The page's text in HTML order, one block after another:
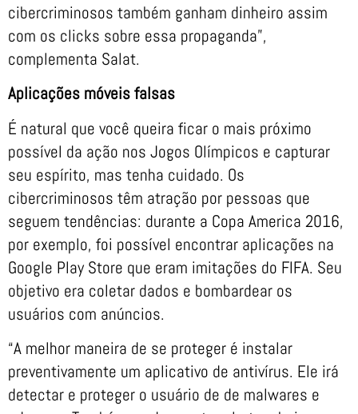
cibercriminosos também ganham dinheiro assim
com os clicks sobre essa propaganda”,
complementa Salat.
Aplicações móveis falsas
É natural que você queira ficar o mais próximo
possível da ação nos Jogos Olímpicos e capturar
seu espírito, mas tenha cuidado. Os
cibercriminosos têm atração por pessoas que
seguem tendências: durante a Copa America 2016,
por exemplo, foi possível encontrar aplicações na
Google Play Store que eram imitações do FIFA. Seu
objetivo era coletar dados e bombardear os
usuários com anúncios.
“A melhor maneira de se proteger é instalar
preventivamente um aplicativo de antivírus. Ele irá
detectar e proteger o usuário de de malwares e